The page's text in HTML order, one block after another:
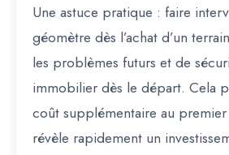
Une astuce pratique : faire
géomètre dès l’achat d’un terrain
les problèmes futurs et de
immobilier dès le départ. Cela
coût supplémentaire au
révèle rapidement un